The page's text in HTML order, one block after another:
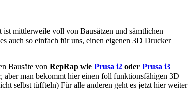
ist mittlerweile voll von Bausätzen und sämtlichen
auch so einfach für uns, einen eigenen 3D Drucker
Bausäte von RepRap wie Prusa i2 oder Prusa i3
aber man bekommt hier einen foll funktionsfähigen 3D
selbst tüffteln) Für alle anderen geht es jetzt hier weiter